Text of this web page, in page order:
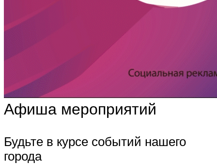
Афиша мероприятий
Будьте в курсе событий нашего
города